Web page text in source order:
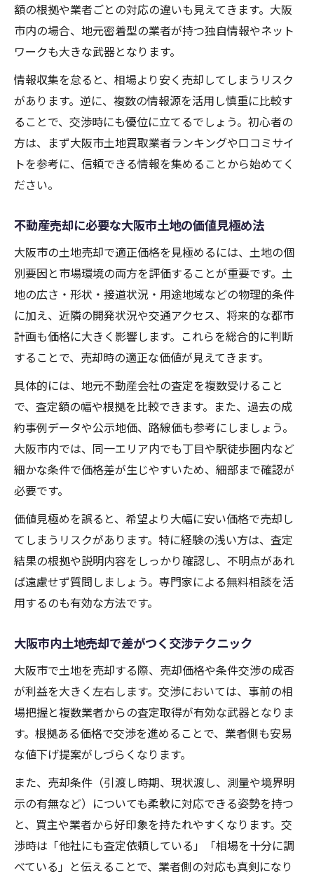
額の根拠や業者ごとの対応の違いも見えてきます。大阪
市内の場合、地元密着型の業者が持つ独自情報やネット
ワークも大きな武器となります。
情報収集を怠ると、相場より安く売却してしまうリスク
があります。逆に、複数の情報源を活用し慎重に比較す
ることで、交渉時にも優位に立てるでしょう。初心者の
方は、まず大阪市土地買取業者ランキングや口コミサイ
トを参考に、信頼できる情報を集めることから始めてく
ださい。
不動産売却に必要な大阪市土地の価値見極め法
大阪市の土地売却で適正価格を見極めるには、土地の個
別要因と市場環境の両方を評価することが重要です。土
地の広さ・形状・接道状況・用途地域などの物理的条件
に加え、近隣の開発状況や交通アクセス、将来的な都市
計画も価格に大きく影響します。これらを総合的に判断
することで、売却時の適正な価値が見えてきます。
具体的には、地元不動産会社の査定を複数受けること
で、査定額の幅や根拠を比較できます。また、過去の成
約事例データや公示地価、路線価も参考にしましょう。
大阪市内では、同一エリア内でも丁目や駅徒歩圏内など
細かな条件で価格差が生じやすいため、細部まで確認が
必要です。
価値見極めを誤ると、希望より大幅に安い価格で売却し
てしまうリスクがあります。特に経験の浅い方は、査定
結果の根拠や説明内容をしっかり確認し、不明点があれ
ば遠慮せず質問しましょう。専門家による無料相談を活
用するのも有効な方法です。
大阪市内土地売却で差がつく交渉テクニック
大阪市で土地を売却する際、売却価格や条件交渉の成否
が利益を大きく左右します。交渉においては、事前の相
場把握と複数業者からの査定取得が有効な武器となりま
す。根拠ある価格で交渉を進めることで、業者側も安易
な値下げ提案がしづらくなります。
また、売却条件（引渡し時期、現状渡し、測量や境界明
示の有無など）についても柔軟に対応できる姿勢を持つ
と、買主や業者から好印象を持たれやすくなります。交
渉時は「他社にも査定依頼している」「相場を十分に調
べている」と伝えることで、業者側の対応も真剣になり